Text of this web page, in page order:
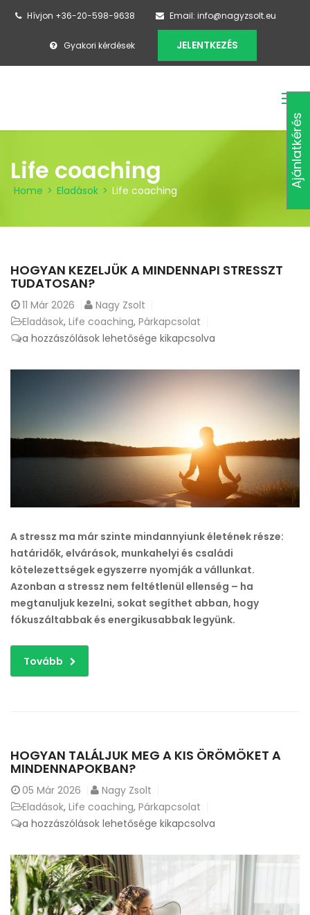
Hívjon +36-20-598-9638 Email: info@nagyzsolt.eu
Gyakori kérdések JELENTKEZÉS
Life coaching
Home > Eladások > Life coaching
HOGYAN KEZELJÜK A MINDENNAPI STRESSZT
TUDATOSAN?
11 Már 2026
Nagy Zsolt
Eladások, Life coaching, Párkapcsolat
Hogyan
a
bejegyzéshez
a hozzászólások lehetősége kikapcsolva
A stressz ma már szinte mindannyiunk életének része:
határidők, elvárások, munkahelyi és családi
kötelezettségek egyszerre nyomják a vállunkat.
Azonban a stressz nem feltétlenül ellenség – ha
megtanuljuk kezelni, sokat segíthet abban, hogy
fókuszáltabbak és energikusabbak legyünk.
Tovább
HOGYAN TALÁLJUK MEG A KIS ÖRÖMÖKET A
MINDENNAPOKBAN?
05 Már 2026
Nagy Zsolt
Eladások, Life coaching, Párkapcsolat
Hogyan
meg
a
kis
örömöket
a hozzászólások lehetősége kikapcsolva
Ajánlatkérés